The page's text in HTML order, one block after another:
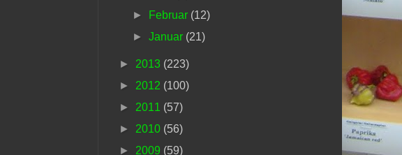
►
Februar (12)
►Januar (21)
► 2013 (223)
► 2012 (100)
► 2011 (57)
► 2010 (56)
► 2009 (59)